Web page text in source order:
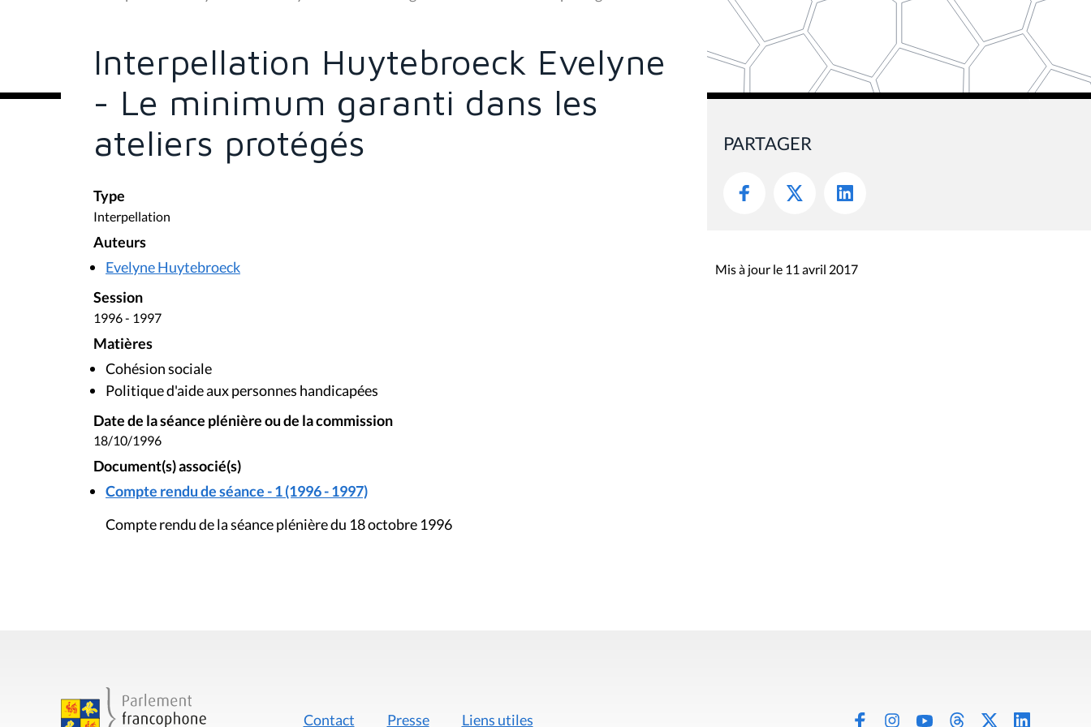
Interpellation Huytebroeck Evelyne
- Le minimum garanti dans les
ateliers protégés
Type
Interpellation
Auteurs
Evelyne Huytebroeck
Session
1996 - 1997
Matières
Cohésion sociale
Politique d'aide aux personnes handicapées
Date de la séance plénière ou de la commission
18/10/1996
Document(s) associé(s)
Compte rendu de séance - 1 (1996 - 1997)
Compte rendu de la séance plénière du 18 octobre 1996
PARTAGER
Mis à jour le 11 avril 2017
Contact Presse Liens utiles